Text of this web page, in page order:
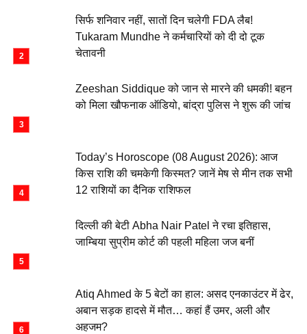
सिर्फ शनिवार नहीं, सातों दिन चलेगी FDA लैब!
Tukaram Mundhe ने कर्मचारियों को दी दो टूक
चेतावनी
Zeeshan Siddique को जान से मारने की धमकी! बहन
को मिला खौफनाक ऑडियो, बांद्रा पुलिस ने शुरू की जांच
Today’s Horoscope (08 August 2026): आज
किस राशि की चमकेगी किस्मत? जानें मेष से मीन तक सभी
12 राशियों का दैनिक राशिफल
दिल्ली की बेटी Abha Nair Patel ने रचा इतिहास,
जाम्बिया सुप्रीम कोर्ट की पहली महिला जज बनीं
Atiq Ahmed के 5 बेटों का हाल: असद एनकाउंटर में ढेर,
अबान सड़क हादसे में मौत… कहां हैं उमर, अली और
अहजम?